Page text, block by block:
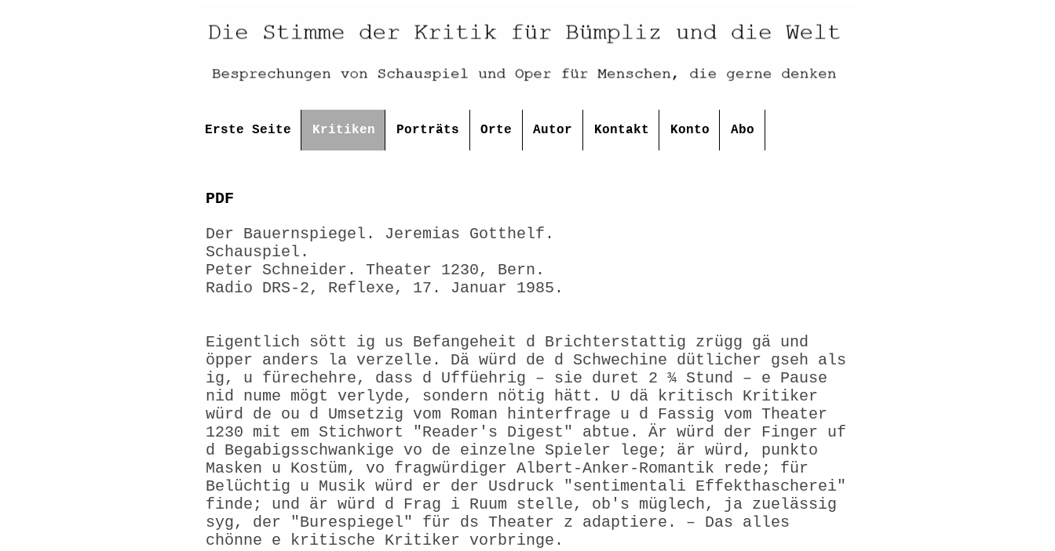
Erste Seite Kritiken Porträts Orte Autor Kontakt Konto Abo
PDF
Der Bauernspiegel. Jeremias Gotthelf.
Schauspiel.
Peter Schneider. Theater 1230, Bern.
Radio DRS-2, Reflexe, 17. Januar 1985.
Eigentlich sött ig us Befangeheit d Brichterstattig zrügg gä und
öpper anders la verzelle. Dä würd de d Schwechine dütlicher gseh als
ig, u fürechehre, dass d Uffüehrig – sie duret 2 ¾ Stund – e Pause
nid nume mögt verlyde, sondern nötig hätt. U dä kritisch Kritiker
würd de ou d Umsetzig vom Roman hinterfrage u d Fassig vom Theater
1230 mit em Stichwort "Reader's Digest" abtue. Är würd der Finger uf
d Begabigsschwankige vo de einzelne Spieler lege; är würd, punkto
Masken u Kostüm, vo fragwürdiger Albert-Anker-Romantik rede; für
Belüchtig u Musik würd er der Usdruck "sentimentali Effekthascherei"
finde; und är würd d Frag i Ruum stelle, ob's müglech, ja zuelässig
syg, der "Burespiegel" für ds Theater z adaptiere. – Das alles
chönne e kritische Kritiker vorbringe.